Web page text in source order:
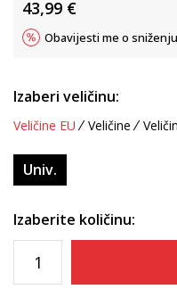
43,99 €
Obavijesti me o sniženju
Izaberi veličinu:
Veličine EU Veličine
Univ.
Izaberite količinu: